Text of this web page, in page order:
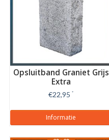
Opsluitband Graniet Grijs
Extra
€22,95 *
Informatie